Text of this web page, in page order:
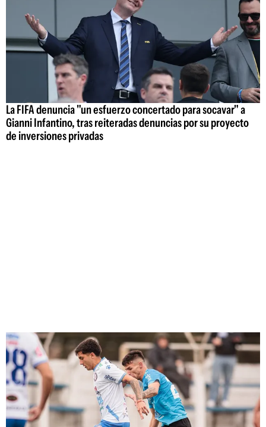
La FIFA denuncia "un esfuerzo concertado para socavar" a
Gianni Infantino, tras reiteradas denuncias por su proyecto
de inversiones privadas